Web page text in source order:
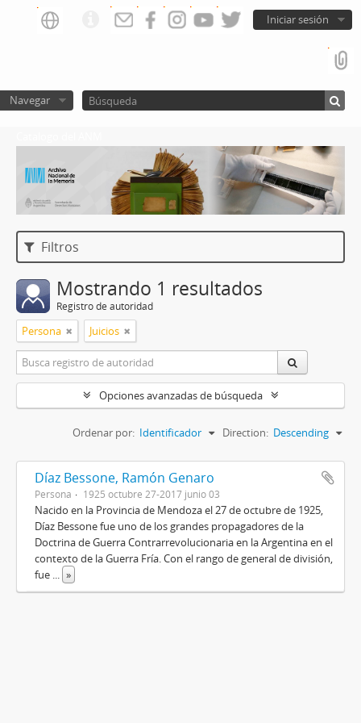
Iniciar sesión
Navegar
Filtros
Mostrando 1 resultados
Registro de autoridad
Persona Juicios
Opciones avanzadas de búsqueda
Ordenar por: Identificador Direction: Descending
Díaz Bessone, Ramón Genaro
Persona 1925 octubre 27-2017 junio 03
Nacido en la Provincia de Mendoza el 27 de octubre de 1925,
Díaz Bessone fue uno de los grandes propagadores de la
Doctrina de Guerra Contrarrevolucionaria en la Argentina en el
contexto de la Guerra Fría. Con el rango de general de división,
fue ... »